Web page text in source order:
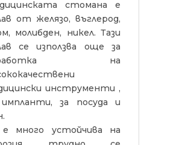
стомана е
от желязо, въглерод,
молибден, никел. Тази
се използва още за
на
инструменти ,
за посуда и
много устойчива на